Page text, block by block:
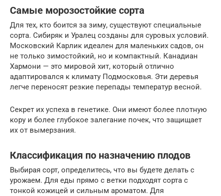
Самые морозостойкие сорта
Для тех, кто боится за зиму, существуют специальные
сорта. Сибиряк и Уралец созданы для суровых условий.
Московский Карлик идеален для маленьких садов, он
не только зимостойкий, но и компактный. Канадиан
Хармони — это мировой хит, который отлично
адаптировался к климату Подмосковья. Эти деревья
легче переносят резкие перепады температур весной.
Секрет их успеха в генетике. Они имеют более плотную
кору и более глубокое залегание почек, что защищает
их от вымерзания.
Классификация по назначению плодов
Выбирая сорт, определитесь, что вы будете делать с
урожаем. Для еды прямо с ветки подходят сорта с
тонкой кожицей и сильным ароматом. Для